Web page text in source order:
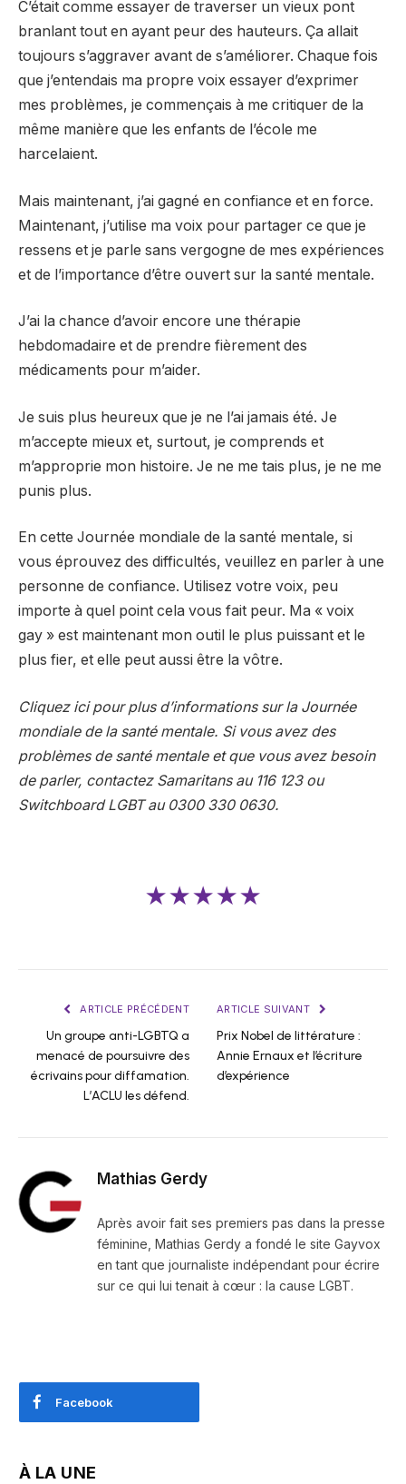
C’était comme essayer de traverser un vieux pont
branlant tout en ayant peur des hauteurs. Ça allait
toujours s’aggraver avant de s’améliorer. Chaque fois
que j’entendais ma propre voix essayer d’exprimer
mes problèmes, je commençais à me critiquer de la
même manière que les enfants de l’école me
harcelaient.
Mais maintenant, j’ai gagné en confiance et en force.
Maintenant, j’utilise ma voix pour partager ce que je
ressens et je parle sans vergogne de mes expériences
et de l’importance d’être ouvert sur la santé mentale.
J’ai la chance d’avoir encore une thérapie
hebdomadaire et de prendre fièrement des
médicaments pour m’aider.
Je suis plus heureux que je ne l’ai jamais été. Je
m’accepte mieux et, surtout, je comprends et
m’approprie mon histoire. Je ne me tais plus, je ne me
punis plus.
En cette Journée mondiale de la santé mentale, si
vous éprouvez des difficultés, veuillez en parler à une
personne de confiance. Utilisez votre voix, peu
importe à quel point cela vous fait peur. Ma « voix
gay » est maintenant mon outil le plus puissant et le
plus fier, et elle peut aussi être la vôtre.
Cliquez ici pour plus d’informations sur la Journée
mondiale de la santé mentale. Si vous avez des
problèmes de santé mentale et que vous avez besoin
de parler, contactez Samaritans au 116 123 ou
Switchboard LGBT au 0300 330 0630.
★★★★★
ARTICLE PRÉCÉDENT
Un groupe anti-LGBTQ a
menacé de poursuivre des
écrivains pour diffamation.
L’ACLU les défend.
ARTICLE SUIVANT
Prix ​​Nobel de littérature :
Annie Ernaux et l’écriture
d’expérience
Mathias Gerdy
Après avoir fait ses premiers pas dans la presse
féminine, Mathias Gerdy a fondé le site Gayvox
en tant que journaliste indépendant pour écrire
sur ce qui lui tenait à cœur : la cause LGBT.
Facebook
À LA UNE